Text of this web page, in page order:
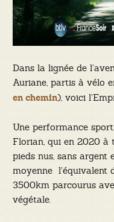
Dans la lignée de
Auriane, partis à vélo
en chemin), voici
Une performance
Florian, qui en 2020 à
pieds nus, sans argent
moyenne l’équivalent
3500km parcourus
végétale.